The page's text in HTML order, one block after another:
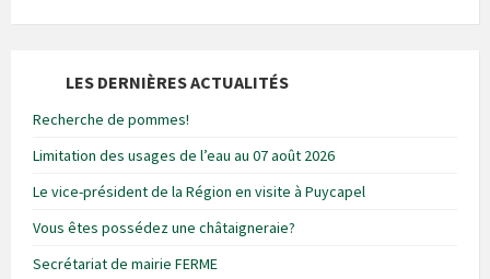
LES DERNIÈRES ACTUALITÉS
Recherche de pommes!
Limitation des usages de l’eau au 07 août 2026
Le vice-président de la Région en visite à Puycapel
Vous êtes possédez une châtaigneraie?
Secrétariat de mairie FERME